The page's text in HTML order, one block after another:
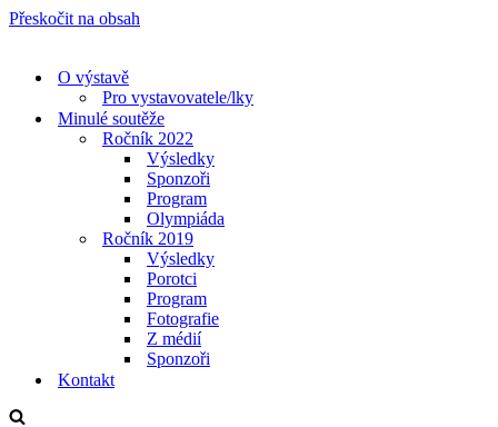
Přeskočit na obsah
O výstavě
Pro vystavovatele/lky
Minulé soutěže
Ročník 2022
Výsledky
Sponzoři
Program
Olympiáda
Ročník 2019
Výsledky
Porotci
Program
Fotografie
Z médií
Sponzoři
Kontakt